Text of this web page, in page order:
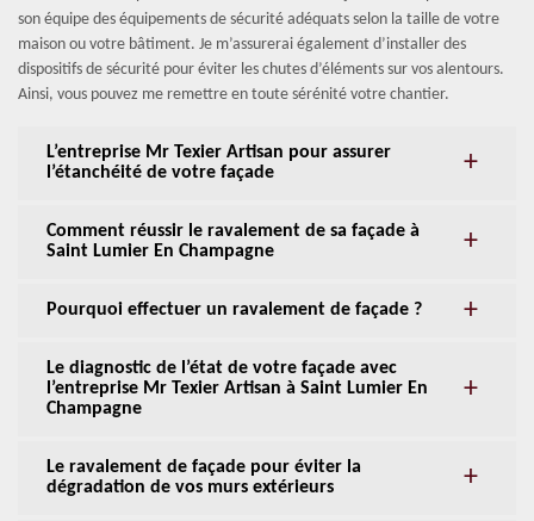
son équipe des équipements de sécurité adéquats selon la taille de votre
maison ou votre bâtiment. Je m’assurerai également d’installer des
dispositifs de sécurité pour éviter les chutes d’éléments sur vos alentours.
Ainsi, vous pouvez me remettre en toute sérénité votre chantier.
L’entreprise Mr Texier Artisan pour assurer
l’étanchéité de votre façade
Comment réussir le ravalement de sa façade à
Saint Lumier En Champagne
Pourquoi effectuer un ravalement de façade ?
Le diagnostic de l’état de votre façade avec
l’entreprise Mr Texier Artisan à Saint Lumier En
Champagne
Le ravalement de façade pour éviter la
dégradation de vos murs extérieurs